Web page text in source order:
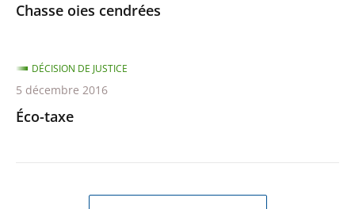
Chasse oies cendrées
Éco-taxe
DÉCISION DE JUSTICE
5 décembre 2016